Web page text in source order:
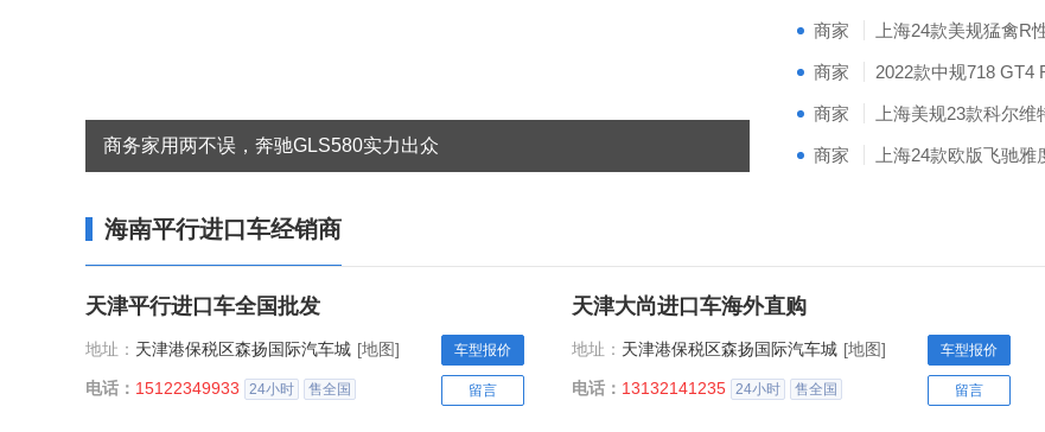
商务家用两不误，奔驰GLS580实力出众 俄版23款埃尔法性能配置卓越价格低
商家
商家
商家
商家
海南平行进口车经销商
天津平行进口车全国批发
地址： 天津港保税区森扬国际汽车城 [地图]
电话： 15122349933 24小时 售全国
车型报价
留言
天津大尚进口车海外直购
地址： 天津港保税区森扬国际汽车城 [地图]
电话： 13132141235 24小时 售全国
车型报价
留言